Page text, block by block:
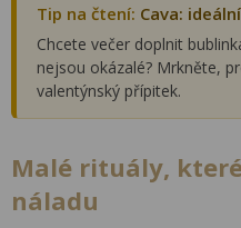
Tip na čtení: Cava:
Chcete večer doplnit
nejsou okázalé? Mrkněte,
valentýnský přípitek.
Malé rituály,
náladu